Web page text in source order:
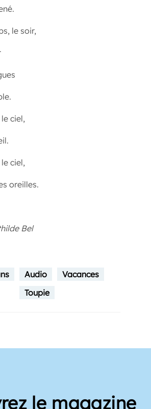
le soir,
le ciel,
le ciel,
oreilles.
Bel
Audio
Vacances
Toupie
le magazine